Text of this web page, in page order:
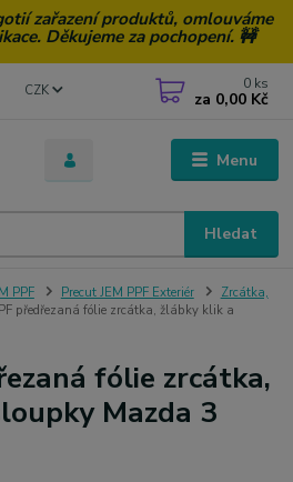
zařazení produktů, omlouváme
Děkujeme za pochopení. 🚧
Menu
CZK
Hledat
0 ks
za 0,00 Kč
PPF Precut JEM PPF Exteriér
Zrcátka,
předřezaná fólie zrcátka, žlábky klik a
fólie zrcátka,
Mazda 3